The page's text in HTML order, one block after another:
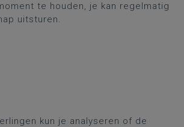
te houden, je kan regelmatig
uitsturen.
kun je analyseren of de